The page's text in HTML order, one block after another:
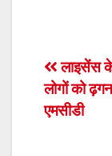
e
b
o
Post
लाइसेंस
लोगों को
एमसीडी